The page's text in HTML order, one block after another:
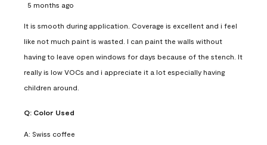
5 months ago
It is smooth during application. Coverage is excellent and i feel
like not much paint is wasted. I can paint the walls without
having to leave open windows for days because of the stench. It
really is low VOCs and i appreciate it a lot especially having
children around.
Q: Color Used
A: Swiss coffee